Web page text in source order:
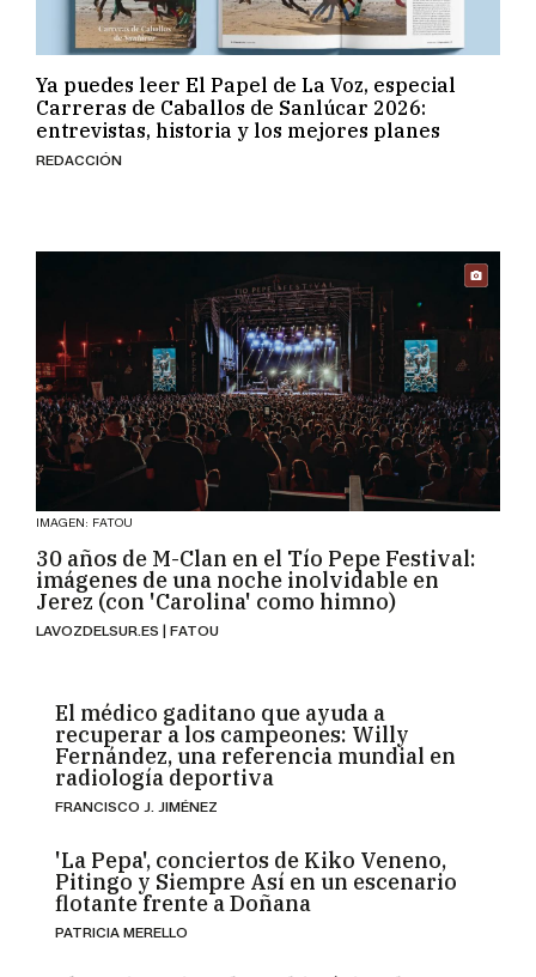
Ya puedes leer El Papel de La Voz, especial
Carreras de Caballos de Sanlúcar 2026:
entrevistas, historia y los mejores planes
REDACCIÓN
IMAGEN: FATOU
30 años de M-Clan en el Tío Pepe Festival:
imágenes de una noche inolvidable en
Jerez (con 'Carolina' como himno)
LAVOZDELSUR.ES | FATOU
El médico gaditano que ayuda a
recuperar a los campeones: Willy
Fernández, una referencia mundial en
radiología deportiva
FRANCISCO J. JIMÉNEZ
'La Pepa', conciertos de Kiko Veneno,
Pitingo y Siempre Así en un escenario
flotante frente a Doñana
PATRICIA MERELLO